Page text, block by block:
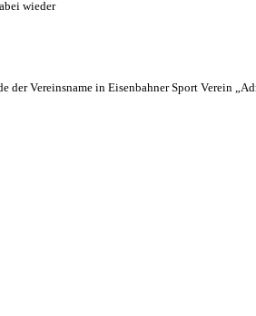
wieder
der Vereinsname in Eisenbahner Sport Verein